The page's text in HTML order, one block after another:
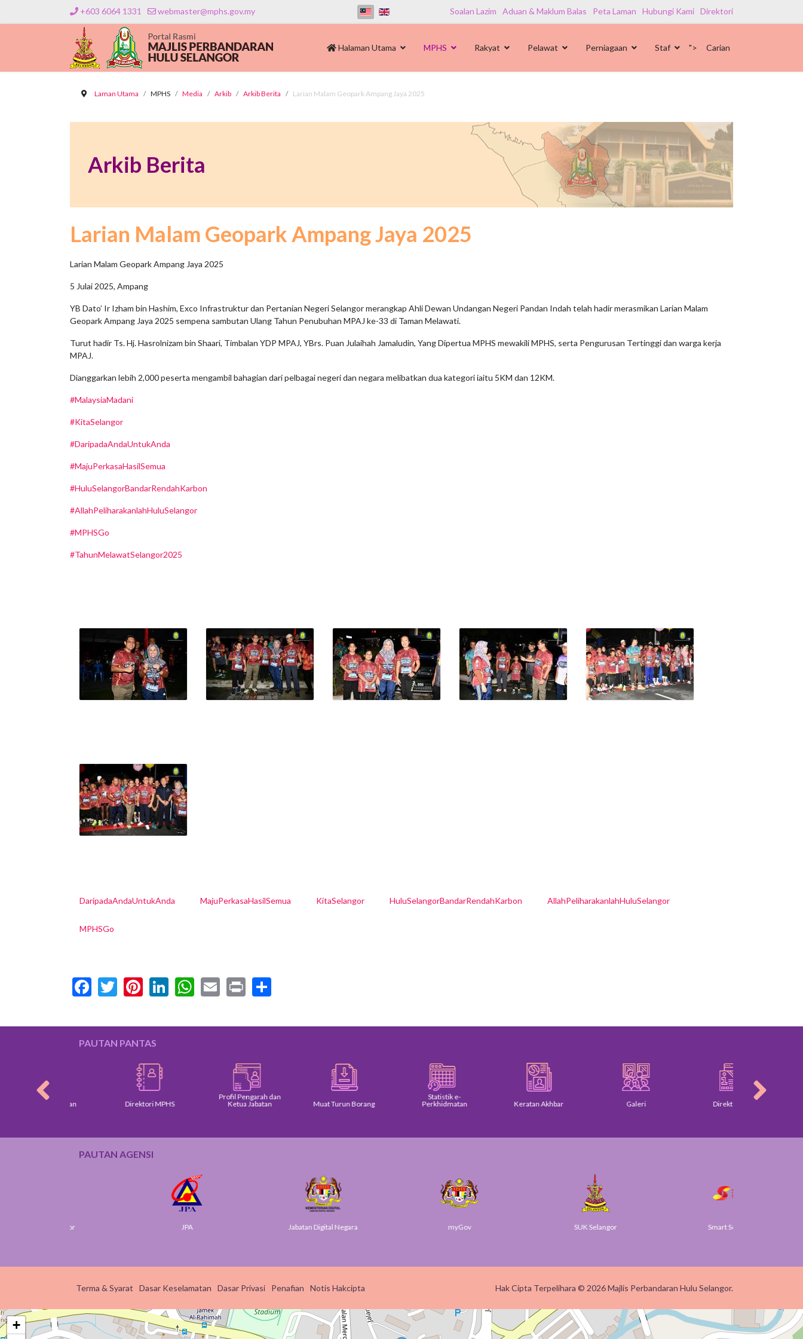
+603 6064 1331 webmaster@mphs.gov.my Soalan Lazim Aduan & Maklum Balas Peta Laman Hubungi Kami Direktori
Halaman Utama MPHS Rakyat Pelawat Perniagaan Staf "> Carian
Laman Utama MPHS Media Arkib Arkib Berita Larian Malam Geopark Ampang Jaya 2025
Arkib Berita
Larian Malam Geopark Ampang Jaya 2025
Larian Malam Geopark Ampang Jaya 2025
5 Julai 2025, Ampang
YB Dato’ Ir Izham bin Hashim, Exco Infrastruktur dan Pertanian Negeri Selangor merangkap Ahli Dewan Undangan Negeri Pandan Indah telah hadir merasmikan Larian Malam
Geopark Ampang Jaya 2025 sempena sambutan Ulang Tahun Penubuhan MPAJ ke-33 di Taman Melawati.
Turut hadir Ts. Hj. Hasrolnizam bin Shaari, Timbalan YDP MPAJ, YBrs. Puan Julaihah Jamaludin, Yang Dipertua MPHS mewakili MPHS, serta Pengurusan Tertinggi dan warga kerja
MPAJ.
Dianggarkan lebih 2,000 peserta mengambil bahagian dari pelbagai negeri dan negara melibatkan dua kategori iaitu 5KM dan 12KM.
#MalaysiaMadani
#KitaSelangor
#DaripadaAndaUntukAnda
#MajuPerkasaHasilSemua
#HuluSelangorBandarRendahKarbon
#AllahPeliharakanlahHuluSelangor
#MPHSGo
#TahunMelawatSelangor2025
DaripadaAndaUntukAnda MajuPerkasaHasilSemua KitaSelangor HuluSelangorBandarRendahKarbon AllahPeliharakanlahHuluSelangor
MPHSGo
Facebook
Twitter
Pinterest
LinkedIn
WhatsApp
Email
Print
PAUTAN PANTAS
Direktori MPHS
Profil Pengarah dan
Ketua Jabatan
Muat Turun Borang
Statistik e-
Perkhidmatan
Keratan Akhbar Direktori Am
PAUTAN AGENSI
Jabatan Digital Negara SUK Selangor Smart Selangor
Terma & Syarat Dasar Keselamatan Dasar Privasi Penafian Notis Hakcipta Hak Cipta Terpelihara © 2026 Majlis Perbandaran Hulu Selangor.
+